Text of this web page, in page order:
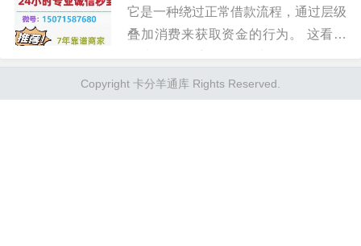
它是一种绕过正常借款流程，通过层级
叠加消费来获取资金的行为。 这看似
将更为复杂和难以收拾。 首先，套花
呗最大的风险在于恶意经营者...
Copyright 卡分羊通库 Rights Reserved.